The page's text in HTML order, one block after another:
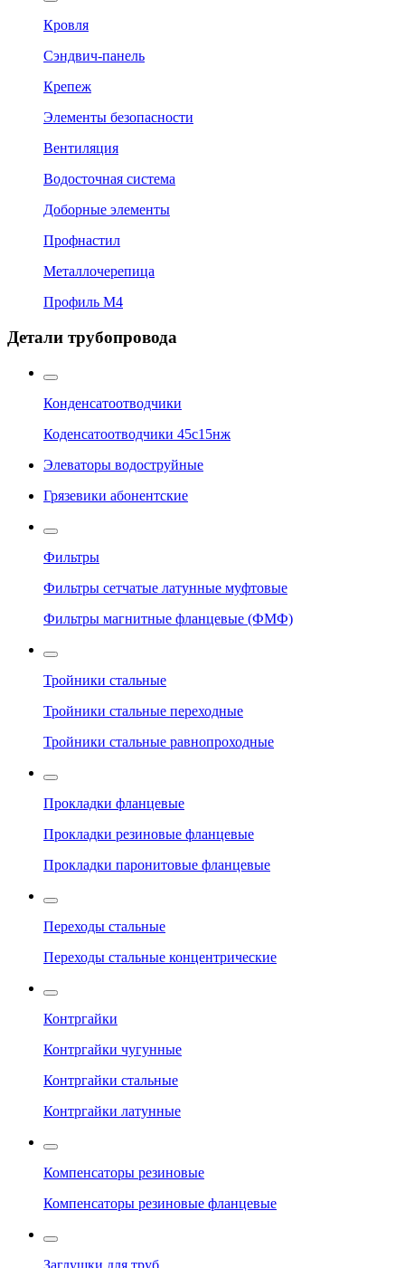
Кровля
Сэндвич-панель
Крепеж
Элементы безопасности
Вентиляция
Водосточная система
Доборные элементы
Профнастил
Металлочерепица
Профиль М4
Детали трубопровода
Конденсатоотводчики
Коденсатоотводчики 45с15нж
Элеваторы водоструйные
Грязевики абонентские
Фильтры
Фильтры сетчатые латунные муфтовые
Фильтры магнитные фланцевые (ФМФ)
Тройники стальные
Тройники стальные переходные
Тройники стальные равнопроходные
Прокладки фланцевые
Прокладки резиновые фланцевые
Прокладки паронитовые фланцевые
Переходы стальные
Переходы стальные концентрические
Контргайки
Контргайки чугунные
Контргайки стальные
Контргайки латунные
Компенсаторы резиновые
Компенсаторы резиновые фланцевые
Заглушки для труб